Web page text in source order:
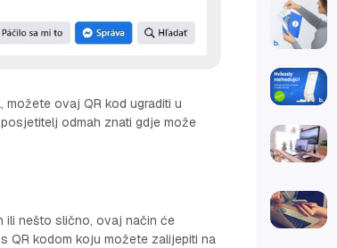
možete ovaj QR kod ugraditi u
odmah znati gdje može
ili nešto slično, ovaj način će
QR kodom koju možete zalijepiti na